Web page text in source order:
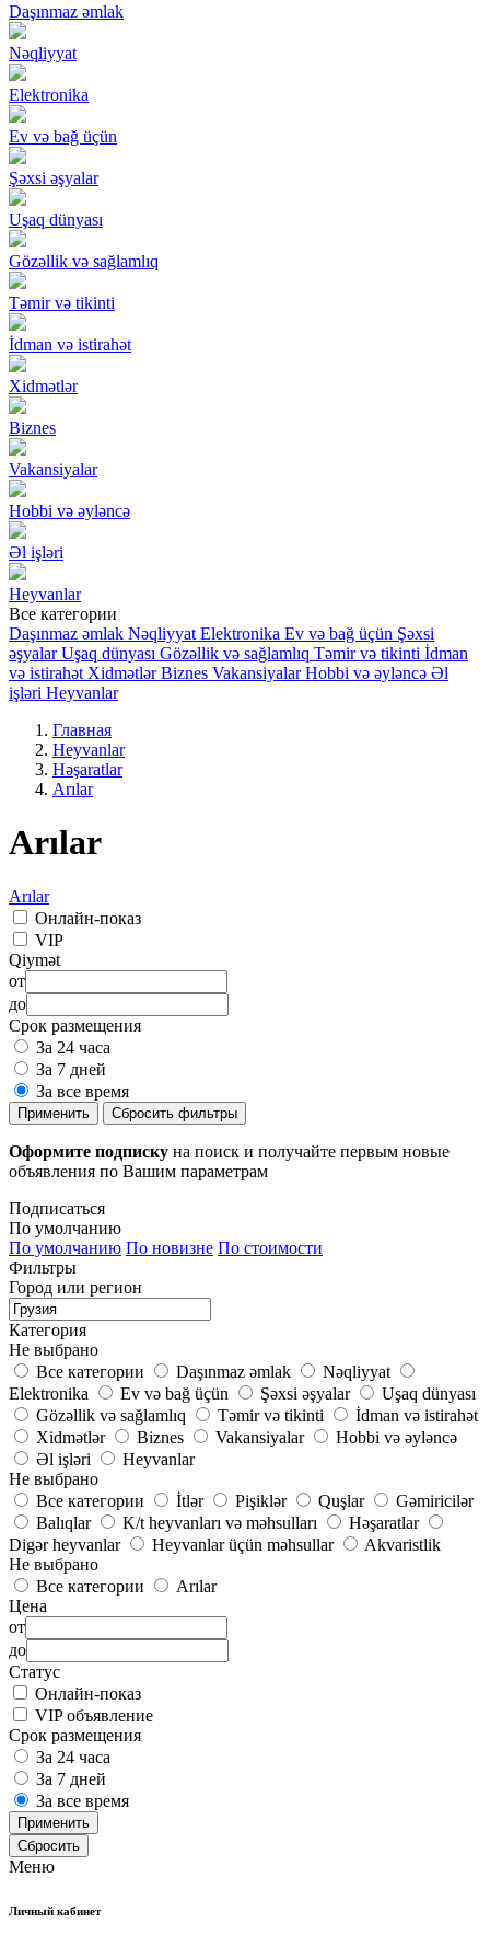
Daşınmaz əmlak
Nəqliyyat
Elektronika
Ev və bağ üçün
Şəxsi əşyalar
Uşaq dünyası
Gözəllik və sağlamlıq
Təmir və tikinti
İdman və istirahət
Xidmətlər
Biznes
Vakansiyalar
Hobbi və əyləncə
Əl işləri
Heyvanlar
Все категории
Daşınmaz əmlak Nəqliyyat Elektronika Ev və bağ üçün Şəxsi
əşyalar Uşaq dünyası Gözəllik və sağlamlıq Təmir və tikinti İdman
və istirahət Xidmətlər Biznes Vakansiyalar Hobbi və əyləncə Əl
işləri Heyvanlar
Главная
Heyvanlar
Həşaratlar
Arılar
Arılar
Arılar
Онлайн-показ
VIP
Qiymət
от
до
Срок размещения
За 24 часа
За 7 дней
За все время
Применить Сбросить фильтры
Оформите подписку на поиск и получайте первым новые
объявления по Вашим параметрам
Подписаться
По умолчанию
По умолчанию По новизне По стоимости
Фильтры
Город или регион
Категория
Не выбрано
Все категории
Daşınmaz əmlak
Nəqliyyat
Elektronika
Ev və bağ üçün Şəxsi əşyalar
Uşaq dünyası
Gözəllik və sağlamlıq
Təmir və tikinti
İdman və istirahət
Xidmətlər
Biznes Vakansiyalar
Hobbi və əyləncə
Əl işləri
Heyvanlar
Не выбрано
Все категории
İtlər Pişiklər Quşlar
Gəmiricilər
Balıqlar
K/t heyvanları və məhsulları
Həşaratlar
Digər heyvanlar
Heyvanlar üçün məhsullar
Akvaristlik
Не выбрано
Все категории
Arılar
Цена
от
до
Статус
Онлайн-показ
VIP объявление
Срок размещения
За 24 часа
За 7 дней
За все время
Применить
Сбросить
Меню
Личный кабинет